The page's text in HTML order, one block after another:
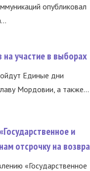
опубликовал
участие в выборах
Единые дни
Мордовии, а также...
и
отсрочку на возвра
«Государственное